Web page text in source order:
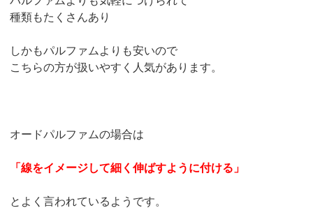
種類もたくさんあり
しかもパルファムよりも安いので
こちらの方が扱いやすく人気があります。
オードパルファムの場合は
「線をイメージして細く伸ばすように付ける」
とよく言われているようです。